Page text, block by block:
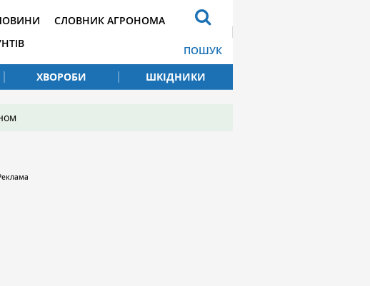
СЛОВНИК АГРОНОМА
ПОШУК
ХВОРОБИ ШКІДНИКИ